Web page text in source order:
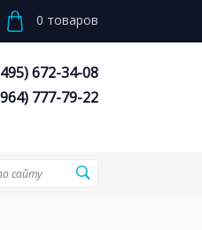
0 товаров
672-34-08
777-79-22